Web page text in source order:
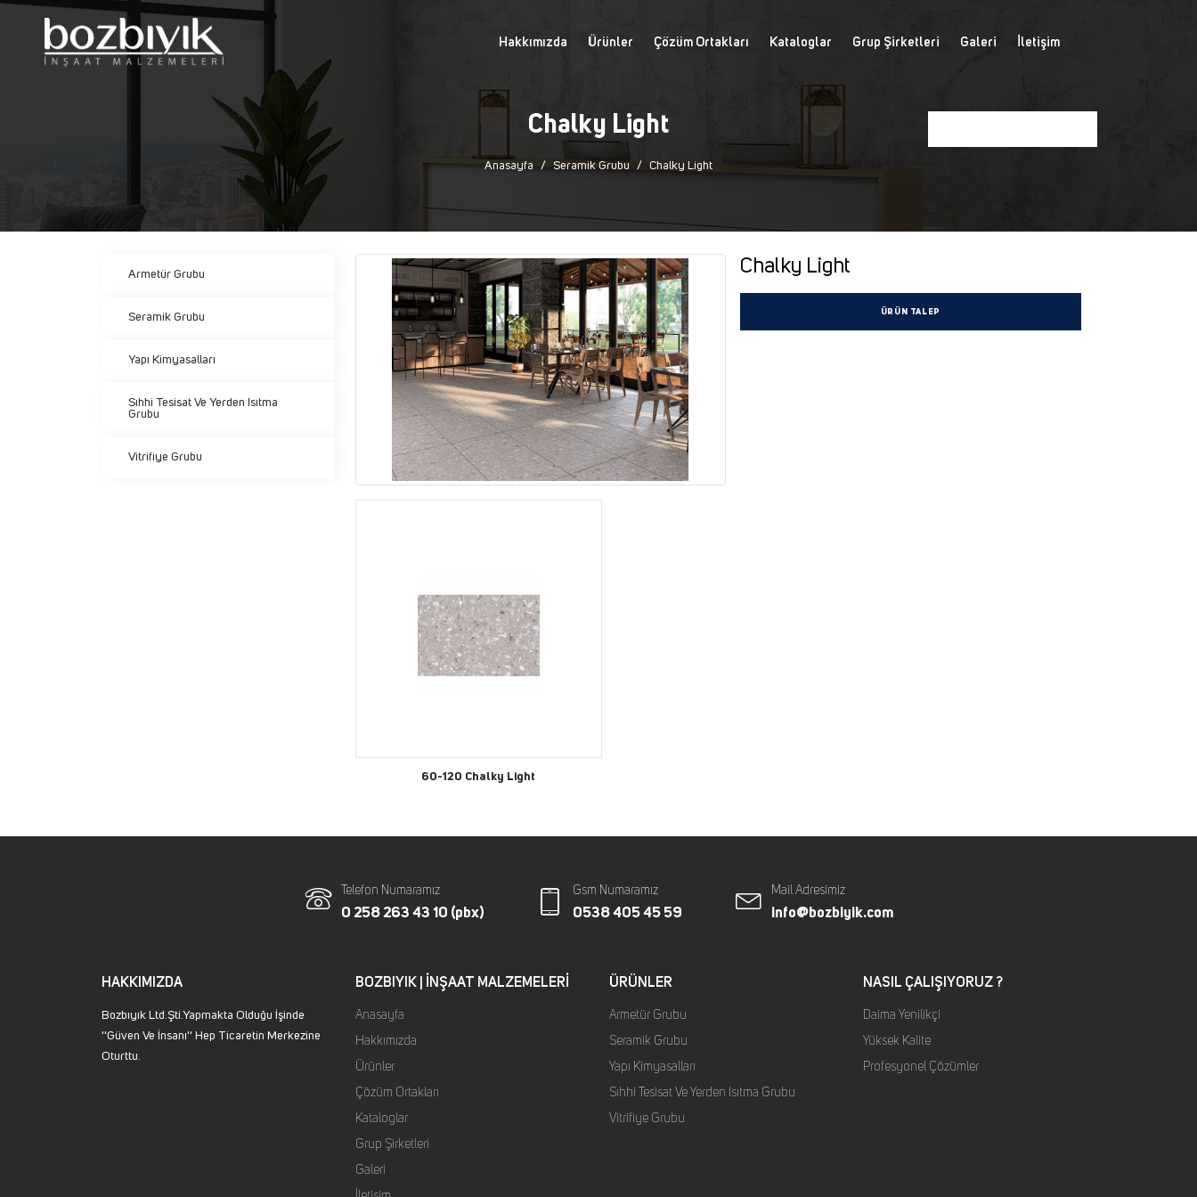
Hakkımızda Ürünler Çözüm Ortakları Kataloglar Grup Şirketleri Galeri İletişim
Chalky Light
Anasayfa Seramik Grubu Chalky Light
Armetür Grubu
Seramik Grubu
Yapı Kimyasalları
Sıhhi Tesisat Ve Yerden Isıtma
Grubu
Vitrifiye Grubu
Chalky Light
ÜRÜN TALEP
60-120 Chalky Light
Telefon Numaramız
0 258 263 43 10 (pbx)
Gsm Numaramız
0538 405 45 59
Mail Adresimiz
info@bozbiyik.com
HAKKIMIZDA
Bozbıyık Ltd.Şti.Yapmakta Olduğu İşinde
''Güven Ve İnsanı'' Hep Ticaretin Merkezine
Oturttu.
BOZBIYIK | İNŞAAT MALZEMELERI
Anasayfa
Hakkımızda
Ürünler
Çözüm Ortakları
Kataloglar
Grup Şirketleri
Galeri
ÜRÜNLER
Armetür Grubu
Seramik Grubu
Yapı Kimyasalları
Sıhhi Tesisat Ve Yerden Isıtma Grubu
Vitrifiye Grubu
NASIL ÇALIŞIYORUZ ?
Daima Yenilikçi
Yüksek Kalite
Profesyonel Çözümler